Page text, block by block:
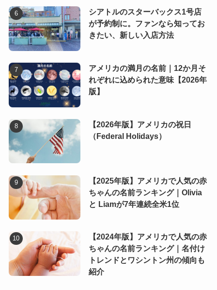
シアトルのスターバックス1号店
が予約制に。ファンなら知ってお
きたい、新しい入店方法
アメリカの満月の名前｜12か月そ
れぞれに込められた意味【2026年
版】
【2026年版】アメリカの祝日
（Federal Holidays）
【2025年版】アメリカで人気の赤
ちゃんの名前ランキング｜Olivia
と Liamが7年連続全米1位
【2024年版】アメリカで人気の赤
ちゃんの名前ランキング｜名付け
トレンドとワシントン州の傾向も
紹介